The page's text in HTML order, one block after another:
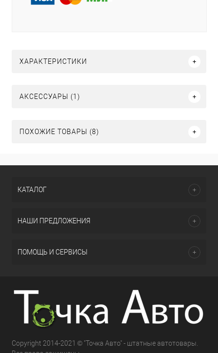
ХАРАКТЕРИСТИКИ
АКСЕССУАРЫ (1)
ПОХОЖИЕ ТОВАРЫ (8)
КАТАЛОГ
НАШИ ПРЕДЛОЖЕНИЯ
ПОМОЩЬ И СЕРВИСЫ
Copyright 2014-2021 © "Точка Авто" - штатные автотовары.